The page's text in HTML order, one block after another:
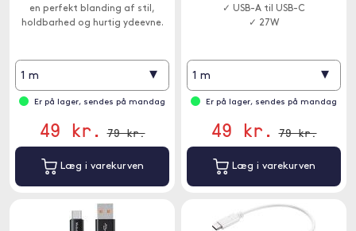
en perfekt blanding af stil,
holdbarhed og hurtig ydeevne.
1 m ▾
Er på lager, sendes på mandag
49 kr. 79 kr.
Læg i varekurven
✓ USB-A til USB-C
✓ 27W
1 m ▾
Er på lager, sendes på mandag
49 kr. 79 kr.
Læg i varekurven